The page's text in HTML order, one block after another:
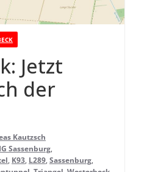
Jetzt
der
Kautzsch
Sassenburg,
, K93, L289, Sassenburg,